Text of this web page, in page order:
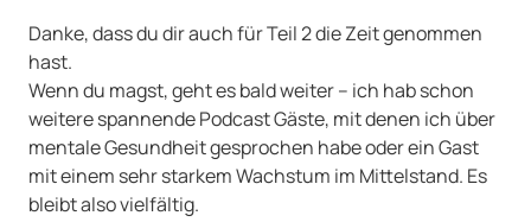
Danke, dass du dir auch für Teil 2 die Zeit genommen
hast.
Wenn du magst, geht es bald weiter – ich hab schon
weitere spannende Podcast Gäste, mit denen ich über
mentale Gesundheit gesprochen habe oder ein Gast
mit einem sehr starkem Wachstum im Mittelstand. Es
bleibt also vielfältig.